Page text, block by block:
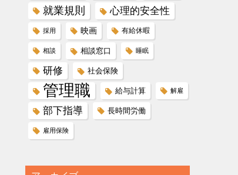
就業規則 心理的安全性
採用 映画 有給休暇
相談 相談窓口 睡眠
研修 社会保険
管理職 給与計算 解雇
部下指導 長時間労働
雇用保険